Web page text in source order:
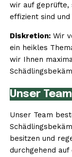
wir auf geprüfte,
effizient sind
Diskretion: Wir
ein heikles
wir Ihnen
Unser
Unser Team
besitzen und
durchgehend auf